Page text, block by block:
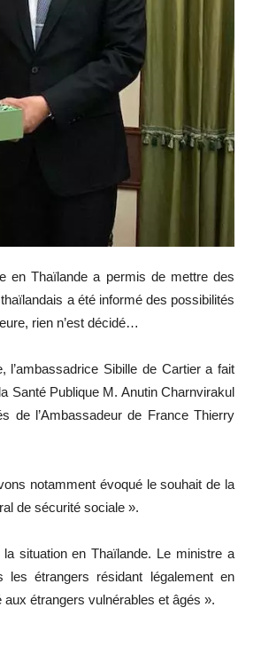
en Thaïlande a permis de mettre des
a été informé des possibilités
rien n’est décidé…
l’ambassadrice Sibille de Cartier a fait
Santé Publique M. Anutin Charnvirakul
de l’Ambassadeur de France Thierry
notamment évoqué le souhait de la
de sécurité sociale ».
situation en Thaïlande. Le ministre a
étrangers résidant légalement en
aux étrangers vulnérables et âgés ».